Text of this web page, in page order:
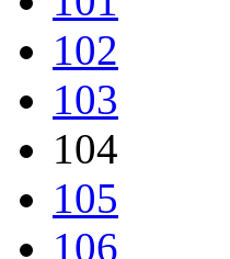
102
103
104
105
106